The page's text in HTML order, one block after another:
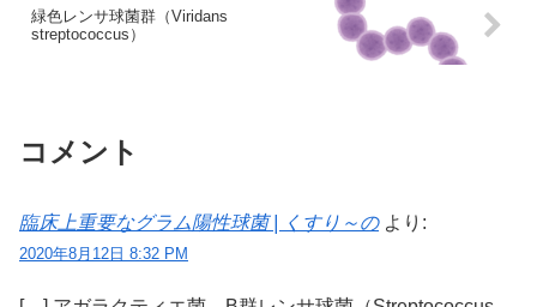
緑色レンサ球菌群（Viridans
streptococcus）
コメント
臨床上重要なグラム陽性球菌 | くすり～の より:
2020年8月12日 8:32 PM